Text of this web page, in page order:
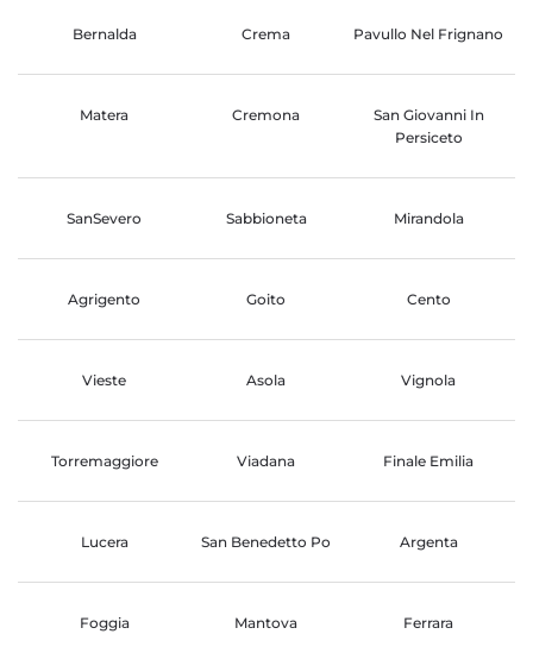
Bernalda Crema Pavullo Nel Frignano
Matera Cremona
San Giovanni In
Persiceto
SanSevero Sabbioneta Mirandola
Agrigento Goito Cento
Vieste Asola Vignola
Torremaggiore Viadana Finale Emilia
Lucera San Benedetto Po Argenta
Foggia Mantova Ferrara